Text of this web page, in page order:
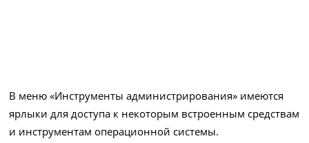
В меню «Инструменты администрирования» имеются
ярлыки для доступа к некоторым встроенным средствам
и инструментам операционной системы.